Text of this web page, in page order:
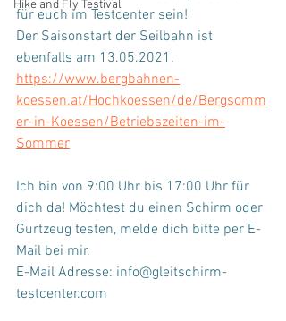
Hike and Fly Testival
für euch im Testcenter sein!
Der Saisonstart der Seilbahn ist
ebenfalls am 13.05.2021.
https://www.bergbahnen-
koessen.at/Hochkoessen/de/Bergsomm
er-in-Koessen/Betriebszeiten-im-
Sommer
Ich bin von 9:00 Uhr bis 17:00 Uhr für
dich da! Möchtest du einen Schirm oder
Gurtzeug testen, melde dich bitte per E-
Mail bei mir.
E-Mail Adresse: info@gleitschirm-
testcenter.com